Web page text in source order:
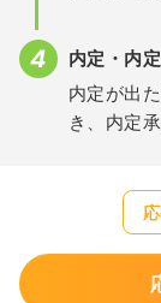
内定・内
内定が出
き、内定